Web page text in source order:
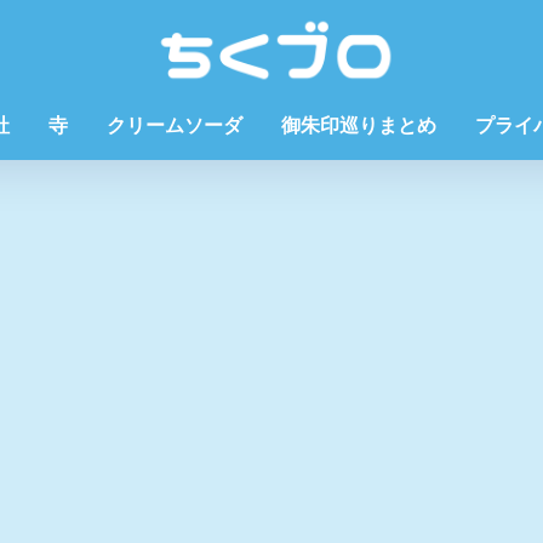
寺 クリームソーダ 御朱印巡りまとめ プライ